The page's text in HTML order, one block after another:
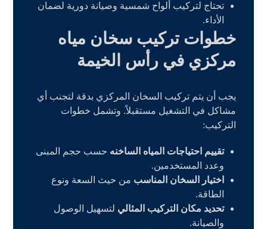
تحتاج لتركيب ألواح شمسية وصيانة دورية لضمان
الأداء.
خطوات تركيب سخان مياه
مركزي في رأس الخيمة
يجب أن يتم تركيب السخان المركزي بدقة لتجنب أي
مشاكل في التشغيل مستقبلاً. وتشمل خطوات
التركيب:
تقييم احتياجات المياه الساخنه حسب حجم المبنى
وعدد المستخدمين.
اختيار السخان المناسب من حيث السعة ونوع
الطاقة.
تحديد مكان التركيب المثالي لتسهيل الوصول
والصيانة.